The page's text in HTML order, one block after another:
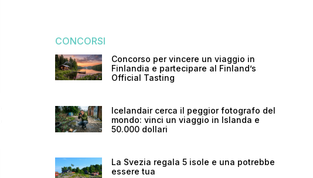
CONCORSI
Concorso per vincere un viaggio in
Finlandia e partecipare al Finland’s
Official Tasting
Icelandair cerca il peggior fotografo del
mondo: vinci un viaggio in Islanda e
50.000 dollari
La Svezia regala 5 isole e una potrebbe
essere tua